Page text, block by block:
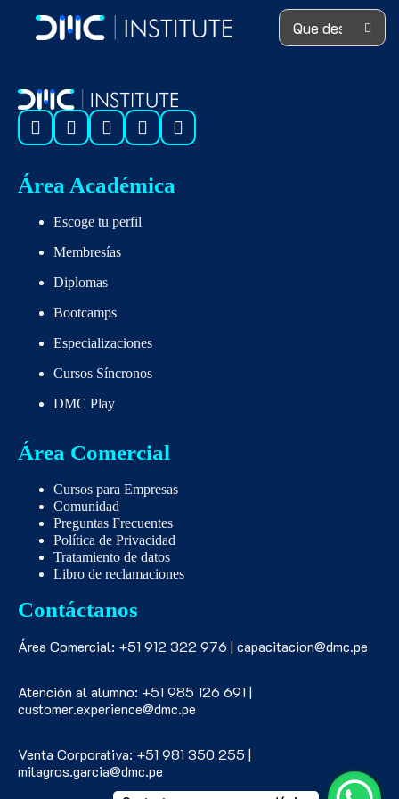
Search ...
Área Académica
Escoge tu perfil
Membresías
Diplomas
Bootcamps
Especializaciones
Cursos Síncronos
DMC Play
Área Comercial
Cursos para Empresas
Comunidad
Preguntas Frecuentes
Política de Privacidad
Tratamiento de datos
Libro de reclamaciones
Contáctanos
Área Comercial: +51 912 322 976 | capacitacion@dmc.pe
Atención al alumno: +51 985 126 691 |
customer.experience@dmc.pe
Venta Corporativa: +51 981 350 255 |
milagros.garcia@dmc.pe